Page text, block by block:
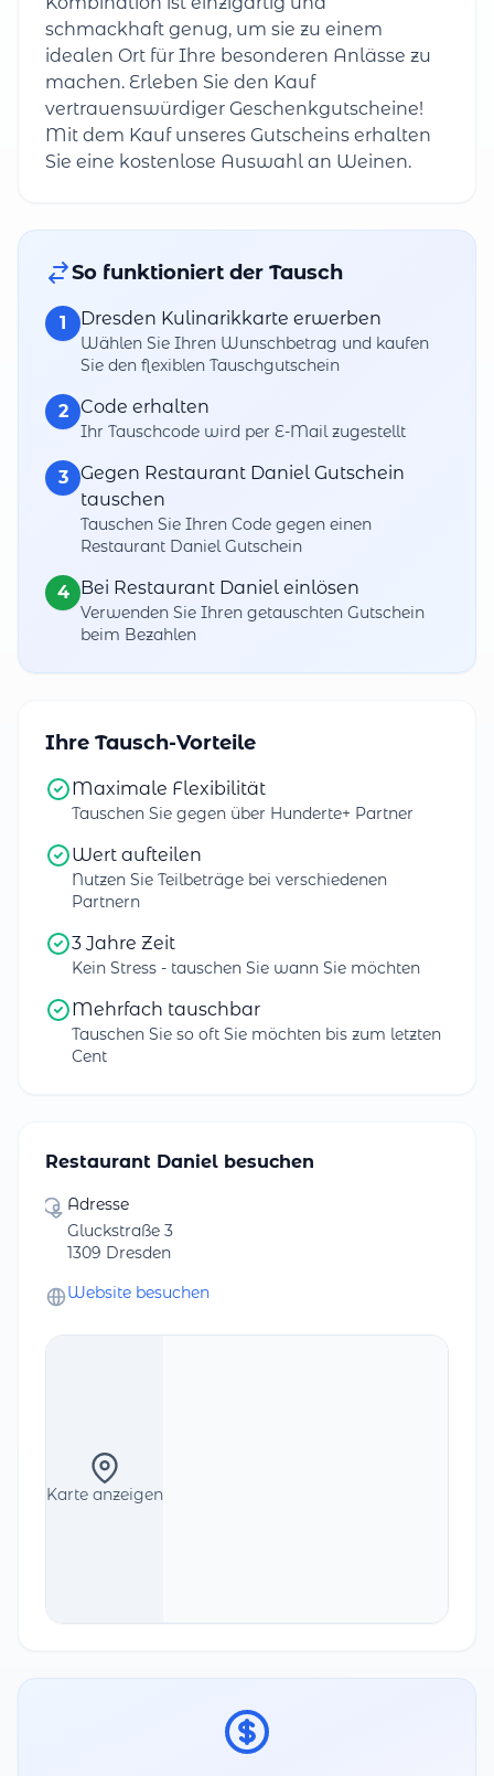
schmackhaft genug, um sie zu einem
idealen Ort für Ihre besonderen Anlässe zu
machen. Erleben Sie den Kauf
vertrauenswürdiger Geschenkgutscheine!
Mit dem Kauf unseres Gutscheins erhalten
Sie eine kostenlose Auswahl an Weinen.
So funktioniert der Tausch
1 Dresden Kulinarikkarte erwerben
Wählen Sie Ihren Wunschbetrag und kaufen
Sie den flexiblen Tauschgutschein
2 Code erhalten
Ihr Tauschcode wird per E-Mail zugestellt
3
Gegen Restaurant Daniel Gutschein
tauschen
Tauschen Sie Ihren Code gegen einen
Restaurant Daniel Gutschein
4 Bei Restaurant Daniel einlösen
Verwenden Sie Ihren getauschten Gutschein
beim Bezahlen
Ihre Tausch-Vorteile
Maximale Flexibilität
Tauschen Sie gegen über Hunderte+ Partner
Wert aufteilen
Nutzen Sie Teilbeträge bei verschiedenen
Partnern
3 Jahre Zeit
Kein Stress - tauschen Sie wann Sie möchten
Mehrfach tauschbar
Tauschen Sie so oft Sie möchten bis zum letzten
Cent
Restaurant Daniel besuchen
Adresse
Gluckstraße 3
1309 Dresden
Website besuchen
Karte anzeigen